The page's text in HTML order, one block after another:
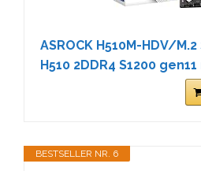
ASROCK H510M-HDV/
H510 2DDR4 S1200
BESTSELLER NR. 6